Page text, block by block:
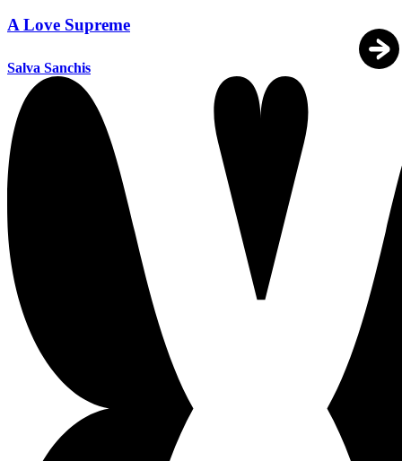
A Love Supreme
Salva Sanchis